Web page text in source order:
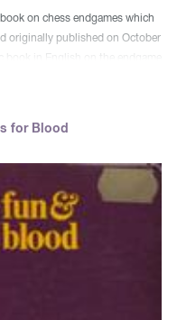
on chess endgames which
originally published on October
in English on the endgame
for Blood